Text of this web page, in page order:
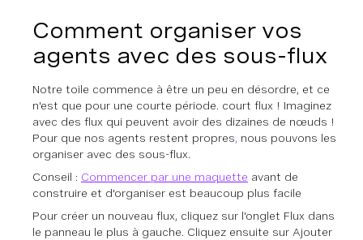
Comment organiser vos
agents avec des sous-flux
Notre toile commence à être un peu en désordre, et ce
n'est que pour une courte période. court flux ! Imaginez
avec des flux qui peuvent avoir des dizaines de nœuds !
Pour que nos agents restent propres, nous pouvons les
organiser avec des sous-flux.
Conseil : Commencer par une maquette avant de
construire et d'organiser est beaucoup plus facile
Pour créer un nouveau flux, cliquez sur l'onglet Flux dans
le panneau le plus à gauche. Cliquez ensuite sur Ajouter